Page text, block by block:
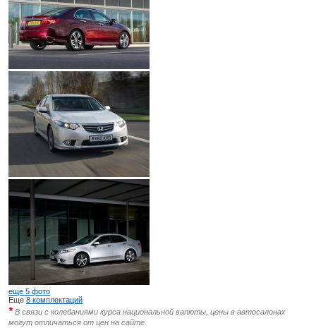
еще 5 фото
Еще 8 комплектаций
*В связи с колебаниями курса национальной валюты, цены в автосалонах
могут отличаться от цен на сайте.